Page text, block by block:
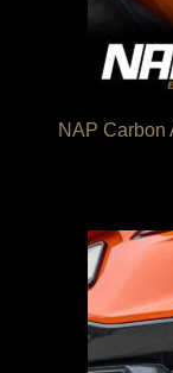
NAP Carbon